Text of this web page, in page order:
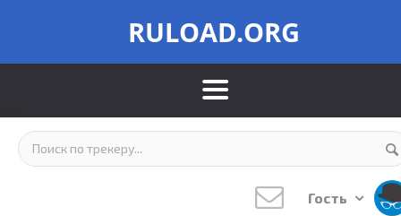
RULOAD.ORG
Гость